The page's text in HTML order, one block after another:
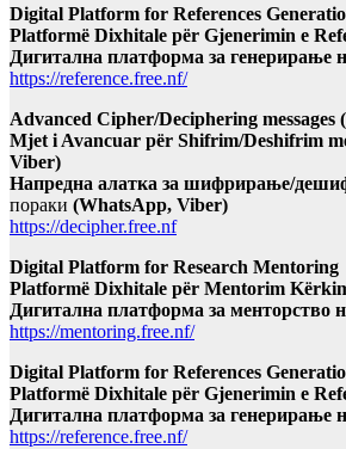
Digital Platform for References
Platformë Dixhitale për Gjenerimin e
Дигитална платформа за генерирање
https://reference.free.nf/
Advanced Cipher/Deciphering
Mjet i Avancuar për Shifrim/Deshifrim
Viber)
Напредна алатка за шифрирање/
пораки (WhatsApp, Viber)
https://decipher.free.nf
Digital Platform for Research Mentoring
Platformë Dixhitale për Mentorim
Дигитална платформа за менторство
https://mentoring.free.nf/
Digital Platform for References
Platformë Dixhitale për Gjenerimin e
Дигитална платформа за генерирање
https://reference.free.nf/